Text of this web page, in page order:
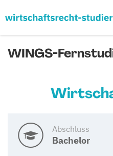
WINGS-
Abschluss
Bachelor